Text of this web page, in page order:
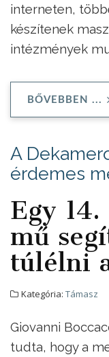
interneten,
készítenek
intézmények
BŐVEBBEN ...
A
érdemes
Egy 14.
mű
túlélni
Kategória: Támasz
Giovanni
tudta, hogy a